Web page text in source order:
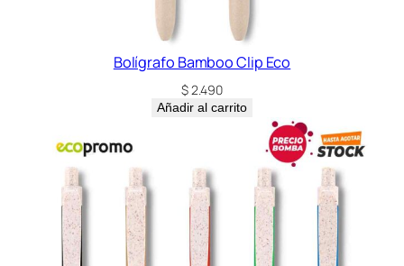
Bolígrafo Bamboo Clip Eco
$2.490
Añadir al carrito